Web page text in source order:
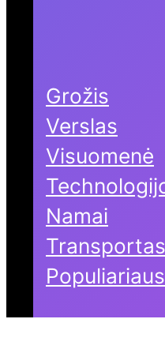
Grožis
Verslas
Visuomenė
Namai
Transportas